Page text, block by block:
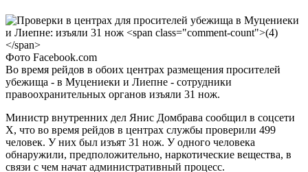
Фото Facebook.com
Во время рейдов в обоих центрах размещения просителей
убежища - в Муцениеки и Лиепне - сотрудники
правоохранительных органов изъяли 31 нож.
Министр внутренних дел Янис Домбрава сообщил в соцсети
X, что во время рейдов в центрах службы проверили 499
человек. У них был изъят 31 нож. У одного человека
обнаружили, предположительно, наркотические вещества, в
связи с чем начат административный процесс.